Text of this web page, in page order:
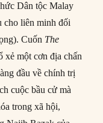
Dân tộc Malay
cho liên minh đối
Cuốn The
xẻ một cơn địa chấn
đầu về chính trị
cuộc bầu cử mà
trong xã hội,